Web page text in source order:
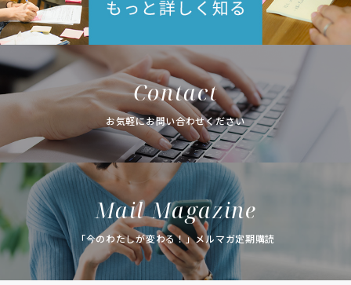
Contact
お気軽にお問い合わせください
Mail Magazine
「今のわたしが変わる！」メルマガ定期購読